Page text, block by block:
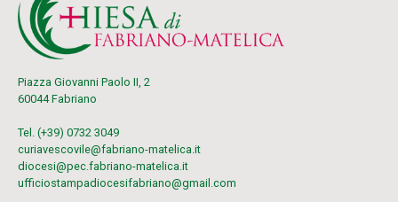
Piazza Giovanni Paolo II, 2
60044 Fabriano
Tel. (+39) 0732 3049
curiavescovile@fabriano-matelica.it
diocesi@pec.fabriano-matelica.it
ufficiostampadiocesifabriano@gmail.com